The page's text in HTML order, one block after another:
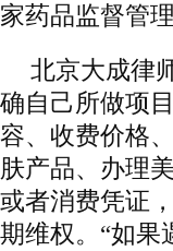
家药品监督管
北京大成律
确自己所做项
容、收费价格
肤产品、办理
或者消费凭证
期维权。“如果